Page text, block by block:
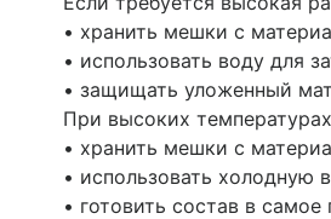
• хранить мешки с
• использовать воду для
• защищать уложенный
При высоких
• хранить мешки с
• использовать холодную
• готовить состав в